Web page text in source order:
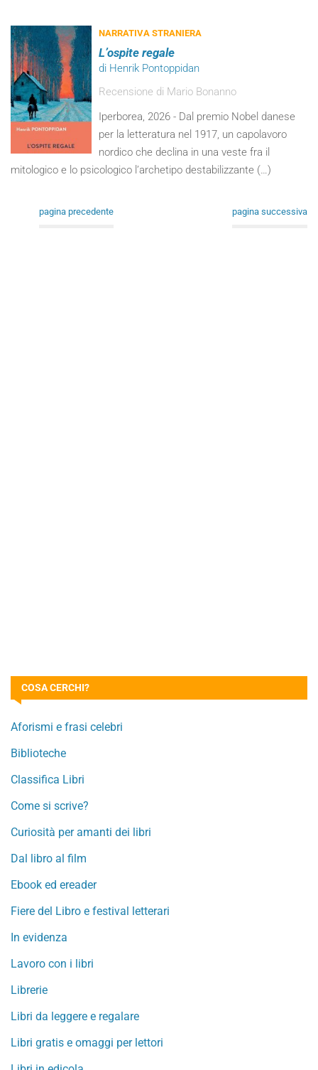
NARRATIVA STRANIERA
L’ospite regale
di Henrik Pontoppidan
Recensione di Mario Bonanno
Iperborea, 2026 - Dal premio Nobel danese
per la letteratura nel 1917, un capolavoro
nordico che declina in una veste fra il
mitologico e lo psicologico l’archetipo destabilizzante (…)
pagina precedente pagina successiva
COSA CERCHI?
Aforismi e frasi celebri
Biblioteche
Classifica Libri
Come si scrive?
Curiosità per amanti dei libri
Dal libro al film
Ebook ed ereader
Fiere del Libro e festival letterari
In evidenza
Lavoro con i libri
Librerie
Libri da leggere e regalare
Libri gratis e omaggi per lettori